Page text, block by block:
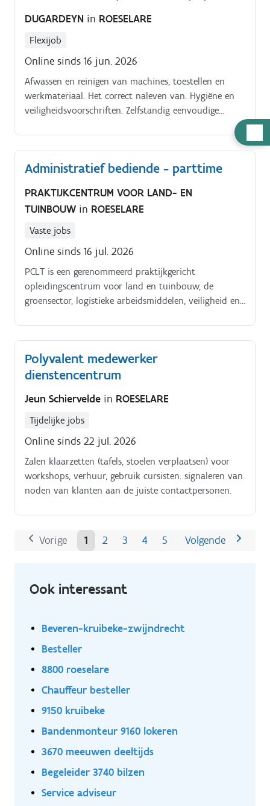
DUGARDEYN in ROESELARE
Flexijob
Online sinds 16 jun. 2026
Afwassen en reinigen van machines, toestellen en
werkmateriaal. Het correct naleven van. Hygiëne en
veiligheidsvoorschriften. Zelfstandig eenvoudige
Administratief bediende - parttime
PRAKTIJKCENTRUM VOOR LAND- EN
TUINBOUW in ROESELARE
Vaste jobs
Online sinds 16 jul. 2026
PCLT is een gerenommeerd praktijkgericht
opleidingscentrum voor land en tuinbouw, de
groensector, logistieke arbeidsmiddelen, veiligheid en
vlotte administratieve afhandeling van geplande.
Polyvalent medewerker
dienstencentrum
Jeun Schiervelde in ROESELARE
Tijdelijke jobs
Online sinds 22 jul. 2026
Zalen klaarzetten (tafels, stoelen verplaatsen) voor
workshops, verhuur, gebruik cursisten. signaleren van
noden van klanten aan de juiste contactpersonen.
Vorige 1 2 3 4 5 Volgende
Ook interessant
Beveren-kruibeke-zwijndrecht
Besteller
8800 roeselare
Chauffeur besteller
9150 kruibeke
Bandenmonteur 9160 lokeren
3670 meeuwen deeltijds
Begeleider 3740 bilzen
Service adviseur